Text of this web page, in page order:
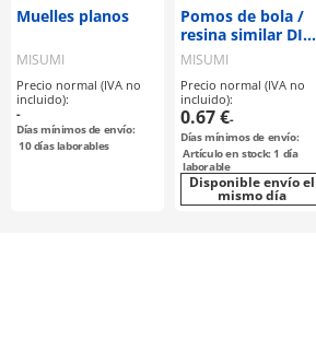
Muelles planos
MISUMI
Precio normal (IVA no
incluido):
-
Días mínimos de envío:
10días laborables
Pomos de bola /
resina similar DIN
319
MISUMI
Precio normal (IVA no
incluido):
0.67 €-
Días mínimos de envío:
Artículo en stock: 1 día
laborable
Disponible envío el
mismo día